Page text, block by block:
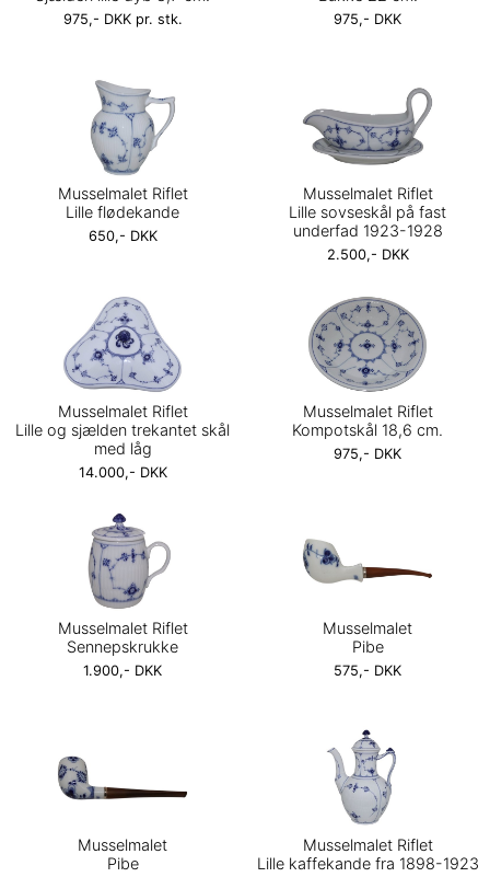
975,- DKK pr. stk. 975,- DKK
Musselmalet Riflet
Lille flødekande
650,- DKK
Musselmalet Riflet
Lille sovseskål på fast
underfad 1923-1928
2.500,- DKK
Musselmalet Riflet
Lille og sjælden trekantet skål
med låg
14.000,- DKK
Musselmalet Riflet
Kompotskål 18,6 cm.
975,- DKK
Musselmalet Riflet
Sennepskrukke
1.900,- DKK
Musselmalet
Pibe
575,- DKK
Musselmalet
Pibe
Musselmalet Riflet
Lille kaffekande fra 1898-1923